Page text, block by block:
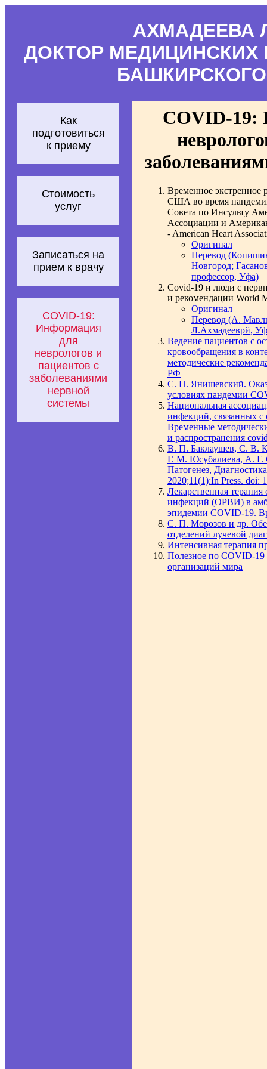
АХМАДЕЕВА
ДОКТОР МЕДИЦИНСКИХ
Как
подготовиться
к приему
Стоимость
услуг
Записаться на
прием к врачу
COVID-19:
Информация
для
неврологов и
пациентов с
заболеваниями
нервной
системы
COVID-19:
Временное экстренное
США во время
Совета по Инсульту
Ассоциации и
- American Heart
Оригинал
Перевод
Новгород;
профессор, Уфа)
Covid-19 и люди с
и рекомендации World
Оригинал
Перевод (А.
Л.Ахмадееврй,
Ведение пациентов с
кровообращения в
методические
РФ
С. Н. Янишевский.
условиях пандемии
Национальная
инфекций, связанных
Временные
и распространения
В. П. Баклаушев, С. В.
Г. М. Юсубалиева, А. Г.
Патогенез,
2020;11(1):In Press. doi:
Лекарственная
инфекций (ОРВИ) в
эпидемии COVID-19.
С. П. Морозов и др.
отделений лучевой
Интенсивная терапия
Полезное по COVID-19
организаций мира